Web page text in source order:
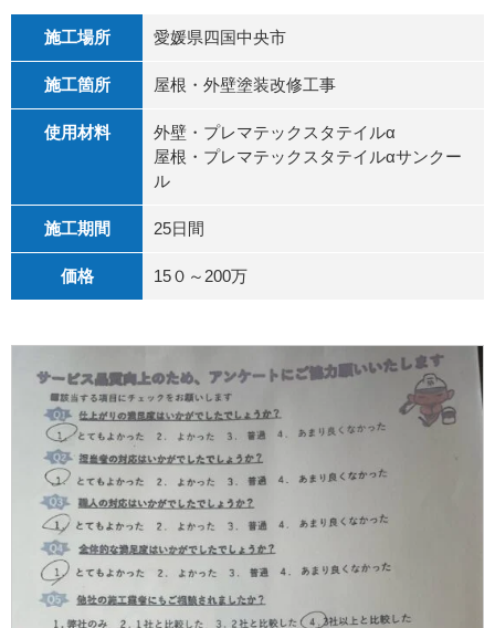
施工場所 愛媛県四国中央市
施工箇所 屋根・外壁塗装改修工事
使用材料
外壁・プレマテックスタテイルα
屋根・プレマテックスタテイルαサンクー
ル
施工期間 25日間
価格 15０～200万